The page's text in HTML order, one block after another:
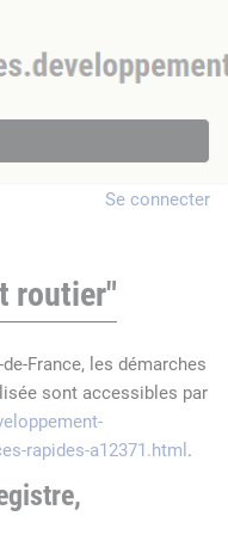
Se connecter
routier"
France, les démarches
sont accessibles par
rapides-a12371.html .